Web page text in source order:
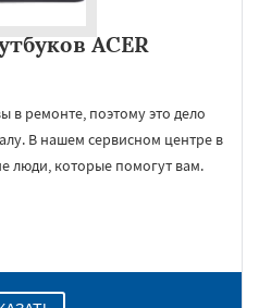
ACER
в ремонте, поэтому это дело
В нашем сервисном центре в
люди, которые помогут вам.